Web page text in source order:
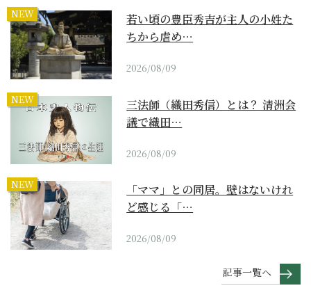
NEW
若い頃の豊臣秀吉が主人の小姓た
ちから虐め…
2026/08/09
NEW
三法師（織田秀信）とは？ 清洲会
議で織田…
2026/08/09
NEW
「ママ」との同居。壁はないけれ
ど感じる「…
2026/08/09
記事一覧へ